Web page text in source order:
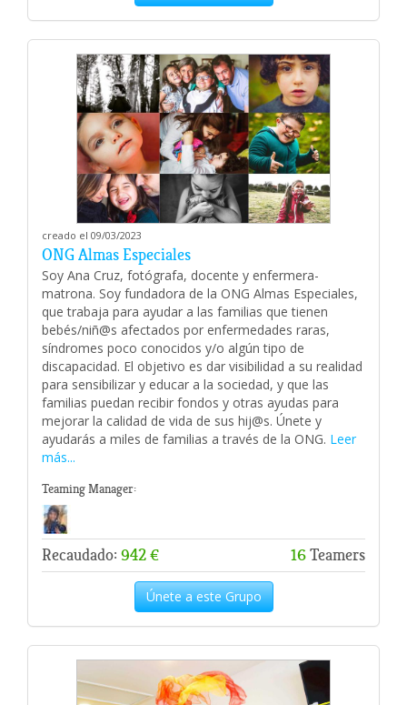
creado el 09/03/2023
ONG Almas Especiales
Soy Ana Cruz, fotógrafa, docente y enfermera-
matrona. Soy fundadora de la ONG Almas Especiales,
que trabaja para ayudar a las familias que tienen
bebés/niñ@s afectados por enfermedades raras,
síndromes poco conocidos y/o algún tipo de
discapacidad. El objetivo es dar visibilidad a su realidad
para sensibilizar y educar a la sociedad, y que las
familias puedan recibir fondos y otras ayudas para
mejorar la calidad de vida de sus hij@s. Únete y
ayudarás a miles de familias a través de la ONG. Leer
más...
Teaming Manager:
Recaudado: 942 € 16Teamers
Únete a este Grupo